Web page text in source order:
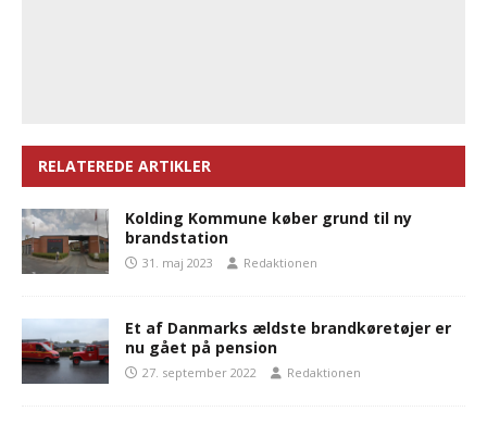
RELATEREDE ARTIKLER
Kolding Kommune køber grund til ny
brandstation
31. maj 2023 Redaktionen
Et af Danmarks ældste brandkøretøjer er
nu gået på pension
27. september 2022 Redaktionen